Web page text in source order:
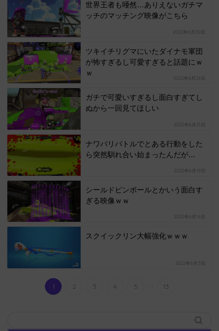
世界王者も唖然…ありえないガチマ
ッチのマッチング映像がこちら
2022年6月30日
ツキイチリグマにいたダイナモ軍団
が怖すぎるし可愛すぎると話題にｗ
ｗ
2022年6月26日
ガチで可愛いすぎるし面白すぎてし
ぬから一回見てほしい
2022年6月21日
ナワバリバトルでとある行動をした
ら突然馴れ合い始まったんだが…
2022年6月19日
シールドピンボールとかいう面白す
ぎる映像ｗｗ
2022年6月16日
スクイックリン大幅強化ｗｗｗ
2022年6月5日
1 2 3 4 5 13